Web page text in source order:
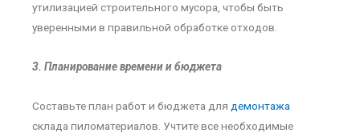
утилизацией строительного мусора, чтобы быть
уверенными в правильной обработке отходов.
3. Планирование времени и бюджета
Составьте план работ и бюджета для демонтажа
склада пиломатериалов. Учтите все необходимые